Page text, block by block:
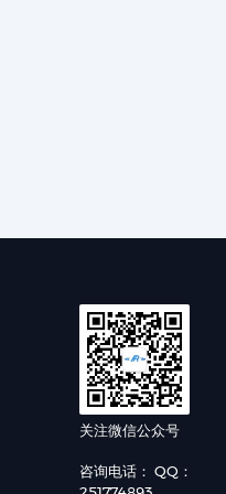
关注微信公众号
咨询电话： QQ：